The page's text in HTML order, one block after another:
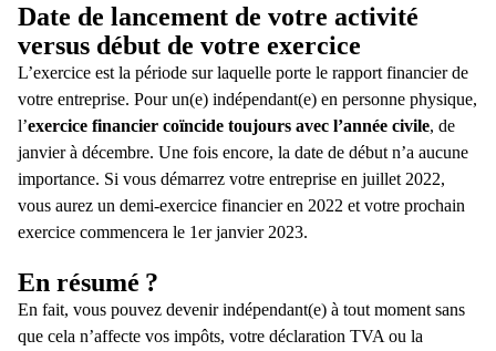
Date de lancement de votre activité
versus début de votre exercice
L’exercice est la période sur laquelle porte le rapport financier de
votre entreprise. Pour un(e) indépendant(e) en personne physique,
l’exercice financier coïncide toujours avec l’année civile, de
janvier à décembre. Une fois encore, la date de début n’a aucune
importance. Si vous démarrez votre entreprise en juillet 2022,
vous aurez un demi-exercice financier en 2022 et votre prochain
exercice commencera le 1erjanvier 2023.
En résumé ?
En fait, vous pouvez devenir indépendant(e) à tout moment sans
que cela n’affecte vos impôts, votre déclaration TVA ou la